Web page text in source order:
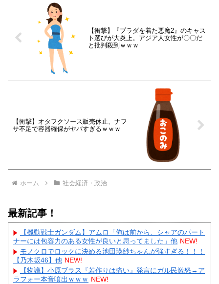
【衝撃】『プラダを着た悪魔2』のキャス
ト選びが大炎上。アジア人女性が〇〇だ
と批判殺到ｗｗｗ
【衝撃】オタフクソース販売休止、ナフ
サ不足で容器確保がヤバすぎるｗｗｗ
ホーム 社会経済・政治
最新記事！
【機動戦士ガンダム】アムロ「俺は前から、シャアのパート
ナーには包容力のある女性が良いと思ってました」他 NEW!
モノクロでロックに決める池田瑛紗ちゃんが強すぎる！！！
【乃木坂46】他 NEW!
【物議】小原ブラス『若作りは痛い』発言にガル民激怒→ア
ラフォー本音噴出ｗｗｗ NEW!